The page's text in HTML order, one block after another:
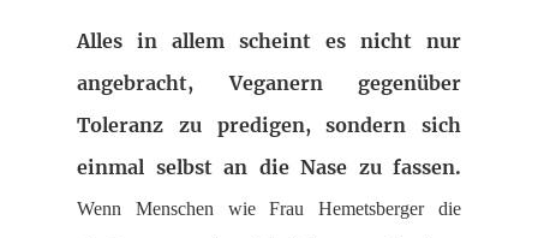
Alles in allem scheint es nicht nur
angebracht, Veganern gegenüber
Toleranz zu predigen, sondern sich
einmal selbst an die Nase zu fassen.
Wenn Menschen wie Frau Hemetsberger die